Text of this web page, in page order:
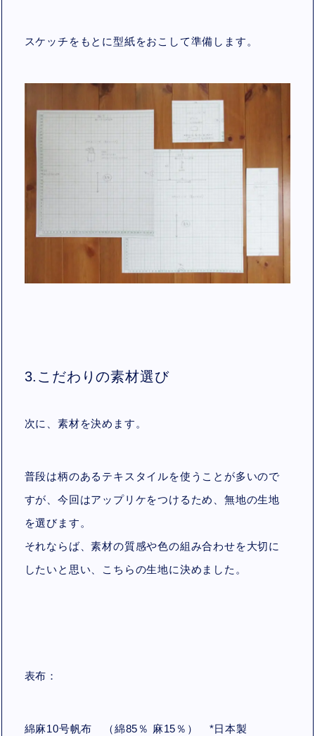
スケッチをもとに型紙をおこして準備します。
3.こだわりの素材選び
次に、素材を決めます。
普段は柄のあるテキスタイルを使うことが多いので
すが、今回はアップリケをつけるため、無地の生地
を選びます。
それならば、素材の質感や色の組み合わせを大切に
したいと思い、こちらの生地に決めました。
表布：
綿麻10号帆布 （綿85％ 麻15％） *日本製